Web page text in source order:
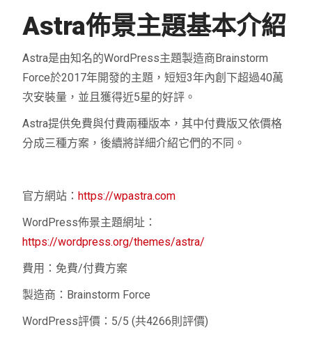
Astra佈景主題基本介紹
Astra是由知名的WordPress主題製造商Brainstorm
Force於2017年開發的主題，短短3年內創下超過40萬
次安裝量，並且獲得近5星的好評。
Astra提供免費與付費兩種版本，其中付費版又依價格
分成三種方案，後續將詳細介紹它們的不同。
官方網站： https://wpastra.com
WordPress佈景主題網址：
https://wordpress.org/themes/astra/
費用：免費/付費方案
製造商：Brainstorm Force
WordPress評價：5/5 (共4266則評價)